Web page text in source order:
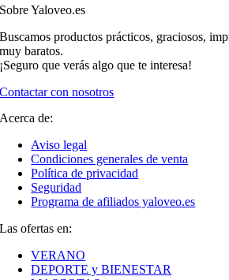
Sobre Yaloveo.es
Buscamos productos prácticos, graciosos,
muy baratos.
¡Seguro que verás algo que te interesa!
Contactar con nosotros
Acerca de:
Aviso legal
Condiciones generales de venta
Política de privacidad
Seguridad
Programa de afiliados yaloveo.es
Las ofertas en:
VERANO
DEPORTE y BIENESTAR